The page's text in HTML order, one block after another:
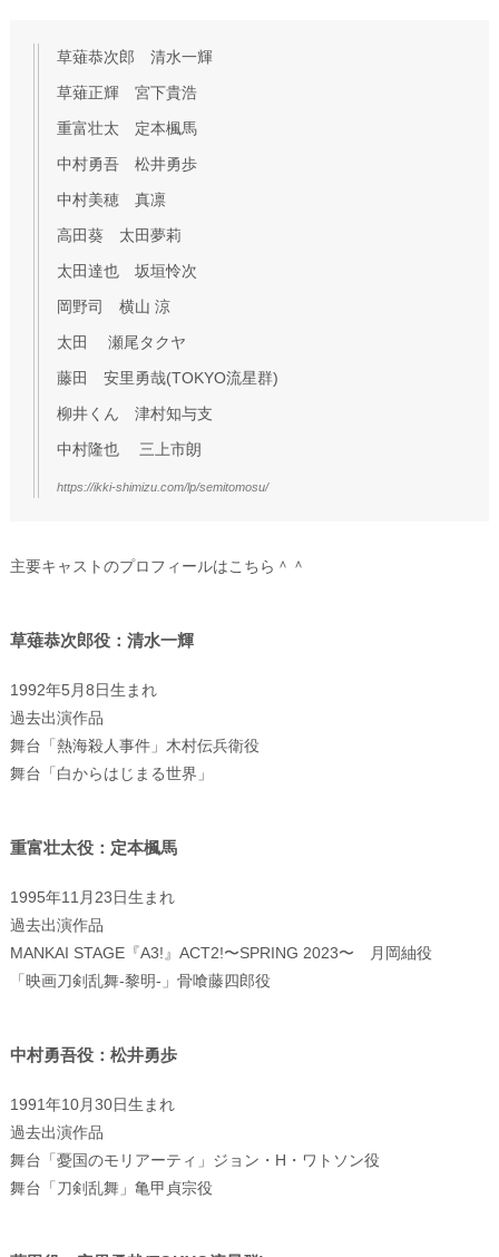
草薙恭次郎 清水一輝
草薙正輝 宮下貴浩
重富壮太 定本楓馬
中村勇吾 松井勇歩
中村美穂 真凛
高田葵 太田夢莉
太田達也 坂垣怜次
岡野司 横山 涼
太田 瀬尾タクヤ
藤田 安里勇哉(TOKYO流星群)
柳井くん 津村知与支
中村隆也 三上市朗
https://ikki-shimizu.com/lp/semitomosu/
主要キャストのプロフィールはこちら＾＾
草薙恭次郎役：清水一輝
1992年5月8日生まれ
過去出演作品
舞台「熱海殺人事件」木村伝兵衛役
舞台「白からはじまる世界」
重富壮太役：定本楓馬
1995年11月23日生まれ
過去出演作品
MANKAI STAGE『A3!』ACT2!〜SPRING 2023〜 月岡紬役
「映画刀剣乱舞-黎明-」骨喰藤四郎役
中村勇吾役：松井勇歩
1991年10月30日生まれ
過去出演作品
舞台「憂国のモリアーティ」ジョン・H・ワトソン役
舞台「刀剣乱舞」亀甲貞宗役